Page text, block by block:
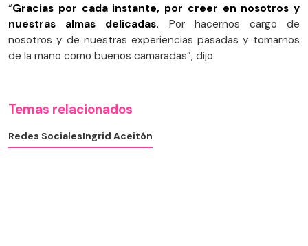
“Gracias por cada instante, por creer en nosotros y
nuestras almas delicadas. Por hacernos cargo de
nosotros y de nuestras experiencias pasadas y tomarnos
de la mano como buenos camaradas”, dijo.
Temas relacionados
Redes SocialesIngrid Aceitón